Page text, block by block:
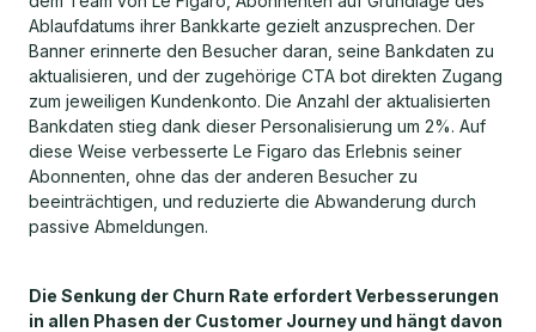
Ablaufdatums ihrer Bankkarte gezielt anzusprechen. Der
Banner erinnerte den Besucher daran, seine Bankdaten zu
aktualisieren, und der zugehörige CTA bot direkten Zugang
zum jeweiligen Kundenkonto. Die Anzahl der aktualisierten
Bankdaten stieg dank dieser Personalisierung um 2%. Auf
diese Weise verbesserte Le Figaro das Erlebnis seiner
Abonnenten, ohne das der anderen Besucher zu
beeinträchtigen, und reduzierte die Abwanderung durch
passive Abmeldungen.
Die Senkung der Churn Rate erfordert Verbesserungen
in allen Phasen der Customer Journey und hängt davon